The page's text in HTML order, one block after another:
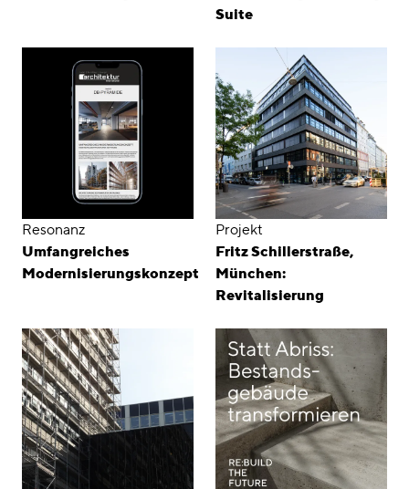
Suite
Resonanz
Umfangreiches
Modernisierungskonzept
Projekt
Fritz Schillerstraße,
München:
Revitalisierung